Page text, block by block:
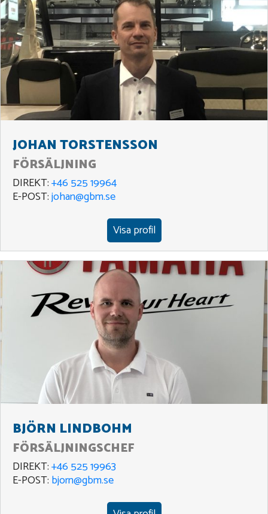
JOHAN TORSTENSSON
FÖRSÄLJNING
DIREKT:+46 525 19964
E-POST:johan@gbm.se
Visa profil
BJÖRN LINDBOHM
FÖRSÄLJNINGSCHEF
DIREKT:+46 525 19963
E-POST: bjorn@gbm.se